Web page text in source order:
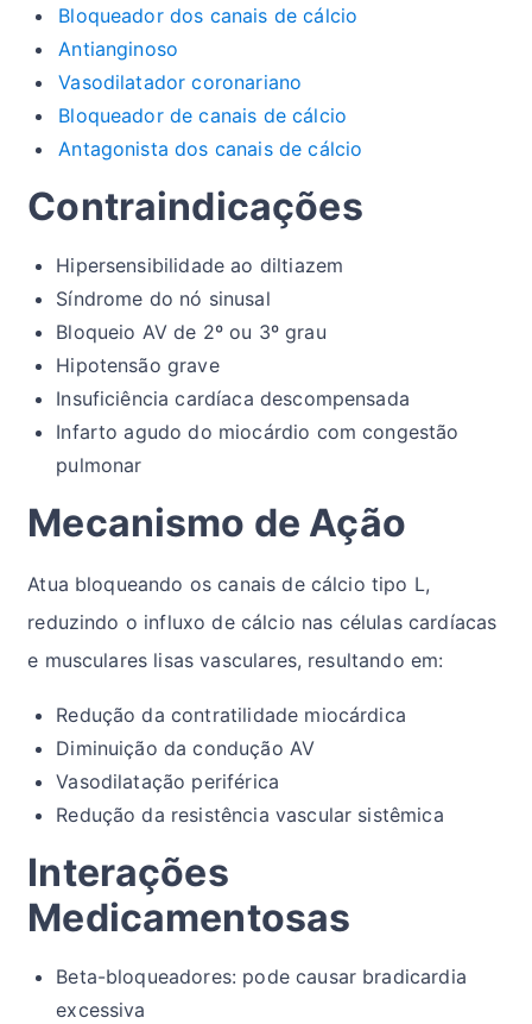
Bloqueador dos canais de cálcio
Antianginoso
Vasodilatador coronariano
Bloqueador de canais de cálcio
Antagonista dos canais de cálcio
Contraindicações
Hipersensibilidade ao diltiazem
Síndrome do nó sinusal
Bloqueio AV de 2º ou 3º grau
Hipotensão grave
Insuficiência cardíaca descompensada
Infarto agudo do miocárdio com congestão
pulmonar
Mecanismo de Ação
Atua bloqueando os canais de cálcio tipo L,
reduzindo o influxo de cálcio nas células cardíacas
e musculares lisas vasculares, resultando em:
Redução da contratilidade miocárdica
Diminuição da condução AV
Vasodilatação periférica
Redução da resistência vascular sistêmica
Interações
Medicamentosas
Beta-bloqueadores: pode causar bradicardia
excessiva